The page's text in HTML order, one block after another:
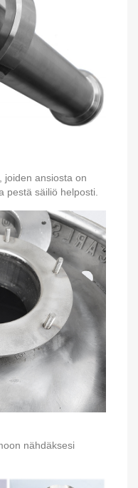
joiden ansiosta on
pestä säiliö helposti.
nähdäksesi